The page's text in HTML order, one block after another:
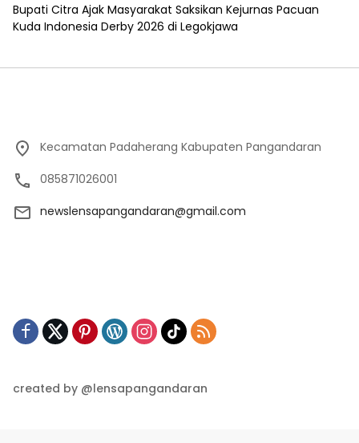
Bupati Citra Ajak Masyarakat Saksikan Kejurnas Pacuan
Kuda Indonesia Derby 2026 di Legokjawa
Kecamatan Padaherang Kabupaten Pangandaran
085871026001
newslensapangandaran@gmail.com
created by @lensapangandaran